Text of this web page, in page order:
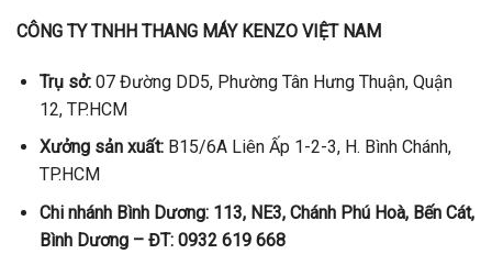
CÔNG TY TNHH THANG MÁY KENZO VIỆT NAM
Trụ sở:07 Đường DD5, Phường Tân Hưng Thuận, Quận
12, TP.HCM
Xưởng sản xuất:B15/6A Liên Ấp 1-2-3, H. Bình Chánh,
TP.HCM
Chi nhánh Bình Dương: 113, NE3, Chánh Phú Hoà, Bến Cát,
Bình Dương – ĐT: 0932 619 668